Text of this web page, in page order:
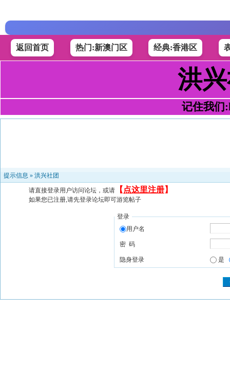
返回首页 热门:新澳门区 经典:香港区
洪
记住我们
提示信息 » 洪兴社团
请直接登录用户访问论坛，或请 【 点这里注册】
如果您已注册,请先登录论坛即可游览帖子
登录
用户名
密 码
隐身登录 是